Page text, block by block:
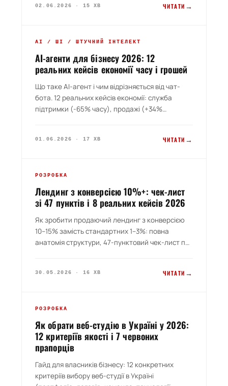
лінкбілдинг через львівські ресурси,
02.06.2026 · 15 ХВ ЧИТАТИ →
AI / ШІ / ШТУЧНИЙ ІНТЕЛЕКТ
AI-агенти для бізнесу 2026: 12
реальних кейсів економії часу і грошей
Що таке AI-агент і чим відрізняється від чат-
бота. 12 реальних кейсів економії: служба
підтримки (-65% часу), продажі (+34%
Технологічний стек (GPT-4, Claude, Llama, RAG,
розробників AI-агентів з 9-річним досвідом.
01.06.2026 · 17 ХВ ЧИТАТИ →
РОЗРОБКА
Лендинг з конверсією 10%+: чек-лист
зі 47 пунктів і 8 реальних кейсів 2026
Як зробити продаючий лендинг з конверсією
10–15% замість стандартних 1–3%: повна
анатомія структури, 47-пунктовий чек-лист по
8 реальних кейсів з цифрами конверсії і ROAS.
30.05.2026 · 16 ХВ ЧИТАТИ →
РОЗРОБКА
Як обрати веб-студію в Україні у 2026:
12 критеріїв якості і 7 червоних
прапорців
Гайд для власників бізнесу: 12 конкретних
критеріїв вибору веб-студії в Україні